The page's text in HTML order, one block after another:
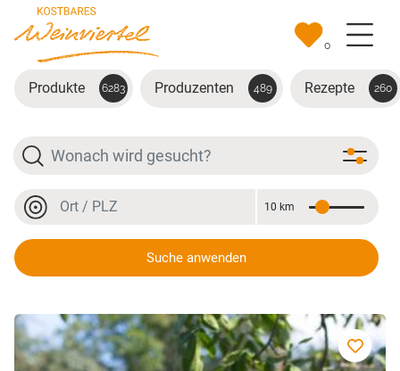
Zum Hauptinhalt springen
0
Produkte 6283 Produzenten 489 Rezepte 260
Suche
Ort oder PLZ
Entfernung
10 km
Suche anwenden
Weißburgunder "Amabilis"